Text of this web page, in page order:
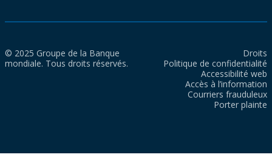
© 2025 Groupe de la Banque
mondiale. Tous droits réservés.
Droits
Politique de confidentialité
Accessibilité web
Accès à l’information
Courriers frauduleux
Porter plainte